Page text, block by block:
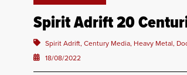
Spirit Adrift 20
Spirit Adrift, Century Media, Heavy Metal,
18/08/2022